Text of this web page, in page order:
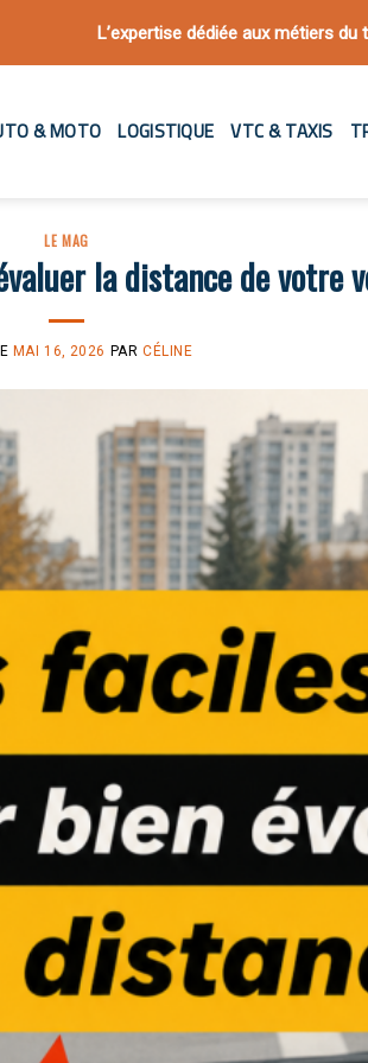
L’expertise dédiée aux métiers du
& MOTO LOGISTIQUE VTC & TAXIS
LE MAG
la distance de votre
MAI 16, 2026 PAR CÉLINE